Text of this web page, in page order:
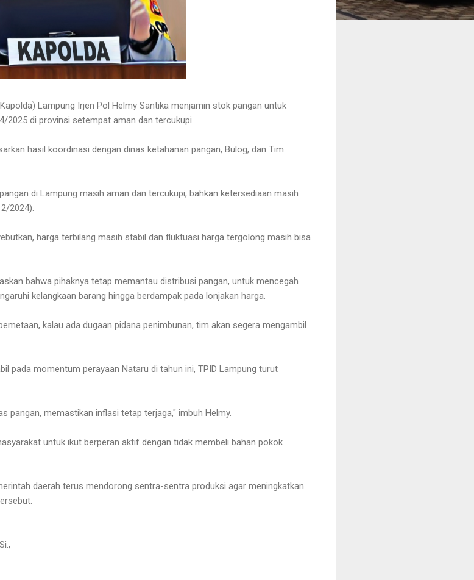
Lampung Irjen Pol Helmy Santika menjamin stok pangan untuk
2025 di provinsi setempat aman dan tercukupi.
hasil koordinasi dengan dinas ketahanan pangan, Bulog, dan Tim
di Lampung masih aman dan tercukupi, bahkan ketersediaan masih
2024).
harga terbilang masih stabil dan fluktuasi harga tergolong masih bisa
bahwa pihaknya tetap memantau distribusi pangan, untuk mencegah
kelangkaan barang hingga berdampak pada lonjakan harga.
kalau ada dugaan pidana penimbunan, tim akan segera mengambil
pada momentum perayaan Nataru di tahun ini, TPID Lampung turut
pangan, memastikan inflasi tetap terjaga," imbuh Helmy.
untuk ikut berperan aktif dengan tidak membeli bahan pokok
daerah terus mendorong sentra-sentra produksi agar meningkatkan